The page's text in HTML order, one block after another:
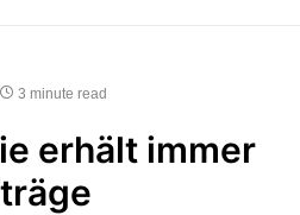
3 minute read
erhält immer